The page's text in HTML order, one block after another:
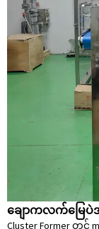
ချောကလက်မြေ
Cluster Former တွင်